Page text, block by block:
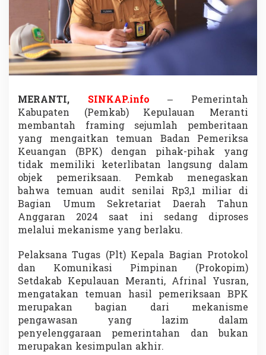
u
a
r
a
n
B
P
K
p
3
,
1
M
i
a
r
S
u
d
a
h
D
i
MERANTI, SINKAP.info – Pemerintah
Kabupaten (Pemkab) Kepulauan Meranti
membantah framing sejumlah pemberitaan
yang mengaitkan temuan Badan Pemeriksa
Keuangan (BPK) dengan pihak-pihak yang
tidak memiliki keterlibatan langsung dalam
objek pemeriksaan. Pemkab menegaskan
bahwa temuan audit senilai Rp3,1 miliar di
Bagian Umum Sekretariat Daerah Tahun
Anggaran 2024 saat ini sedang diproses
melalui mekanisme yang berlaku.
Pelaksana Tugas (Plt) Kepala Bagian Protokol
dan Komunikasi Pimpinan (Prokopim)
Setdakab Kepulauan Meranti, Afrinal Yusran,
mengatakan temuan hasil pemeriksaan BPK
merupakan bagian dari mekanisme
pengawasan yang lazim dalam
penyelenggaraan pemerintahan dan bukan
merupakan kesimpulan akhir.